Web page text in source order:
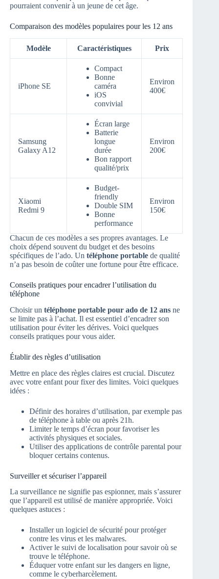
pourraient convenir à un jeune de cet âge.
Comparaison des modèles populaires pour les 12 ans
Modèle Caractéristiques Prix
iPhone SE
Compact
Bonne
caméra
iOS
convivial
Environ
400€
Samsung
Galaxy A12
Écran large
Batterie
longue
durée
Bon rapport
qualité/prix
Environ
200€
Xiaomi
Redmi 9
Budget-
friendly
Double SIM
Bonne
performance
Environ
150€
Chacun de ces modèles a ses propres avantages. Le
choix dépend souvent du budget et des besoins
spécifiques de l’ado. Un téléphone portable de qualité
n’a pas besoin de coûter une fortune pour être efficace.
Conseils pratiques pour encadrer l’utilisation du
téléphone
Choisir un téléphone portable pour ado de 12 ans ne
se limite pas à l’achat. Il est essentiel d’encadrer son
utilisation pour éviter les dérives. Voici quelques
conseils pratiques pour vous aider.
Établir des règles d’utilisation
Mettre en place des règles claires est crucial. Discutez
avec votre enfant pour fixer des limites. Voici quelques
idées :
Définir des horaires d’utilisation, par exemple pas
de téléphone à table ou après 21h.
Limiter le temps d’écran pour favoriser les
activités physiques et sociales.
Utiliser des applications de contrôle parental pour
bloquer certains contenus.
Surveiller et sécuriser l’appareil
La surveillance ne signifie pas espionner, mais s’assurer
que l’appareil est utilisé de manière appropriée. Voici
quelques astuces :
Installer un logiciel de sécurité pour protéger
contre les virus et les malwares.
Activer le suivi de localisation pour savoir où se
trouve le téléphone.
Éduquer votre enfant sur les dangers en ligne,
comme le cyberharcèlement.